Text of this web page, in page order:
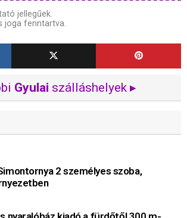
jellegűek.
joga fenntartva.
Gyulai szálláshelyek ▸
2 személyes szoba,